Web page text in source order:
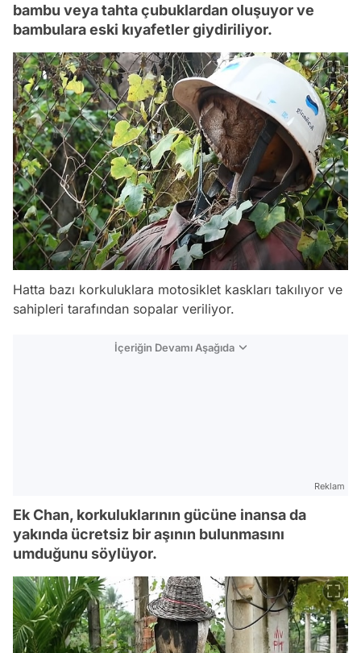
bambu veya tahta çubuklardan oluşuyor ve
bambulara eski kıyafetler giydiriliyor.
Hatta bazı korkuluklara motosiklet kaskları takılıyor ve
sahipleri tarafından sopalar veriliyor.
İçeriğin Devamı Aşağıda
Reklam
Ek Chan, korkuluklarının gücüne inansa da
yakında ücretsiz bir aşının bulunmasını
umduğunu söylüyor.